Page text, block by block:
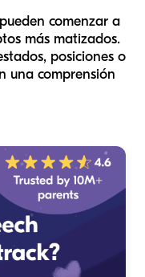
comenzar a
más matizados.
posiciones o
una comprensión